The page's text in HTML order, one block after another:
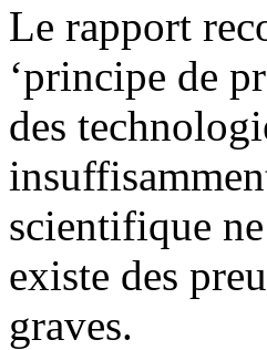
Le rapport
‘principe de
des
scientifique
existe des
graves.